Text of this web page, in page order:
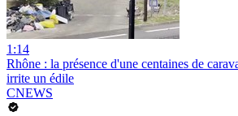
1:14
Rhône : la présence d'une centaines de
irrite un édile
CNEWS